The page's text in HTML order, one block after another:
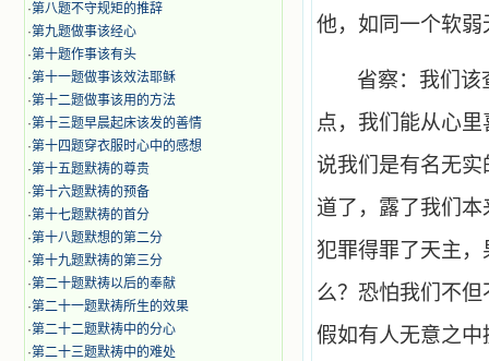
·第八题不守规矩的推辞
·第九题做事该经心
·第十题作事该有头
·第十一题做事该效法耶稣
·第十二题做事该用的方法
·第十三题早晨起床该发的善情
·第十四题穿衣服时心中的感想
·第十五题默祷的尊贵
·第十六题默祷的预备
·第十七题默祷的首分
·第十八题默想的第二分
·第十九题默祷的第三分
·第二十题默祷以后的奉献
·第二十一题默祷所生的效果
·第二十二题默祷中的分心
·第二十三题默祷中的难处
他，如同一个软
省察：我们该
点，我们能从心
说我们是有名无
道了，露了我们
犯罪得罪了天主
么？恐怕我们不
假如有人无意之